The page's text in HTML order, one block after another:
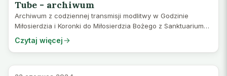
Tube - archiwum
Archiwum z codziennej transmisji modlitwy w Godzinie
Miłosierdzia i Koronki do Miłosierdzia Bożego z Sanktuarium
Bożego Miłosierdzia w Krakowie-Łagiewnikach jest dostępne
na You Tube w kanale: Faustyn…
Czytaj więcej